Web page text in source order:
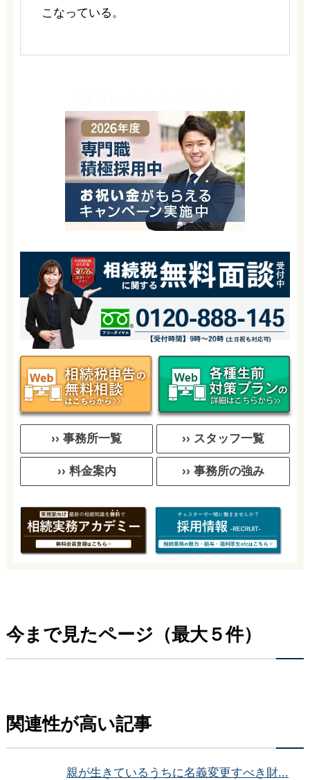
こなっている。
›› 事務所一覧 ›› スタッフ一覧
›› 料金案内 ›› 事務所の強み
今まで見たページ（最大５件）
関連性が高い記事
親が生きているうちに名義変更すべき財...